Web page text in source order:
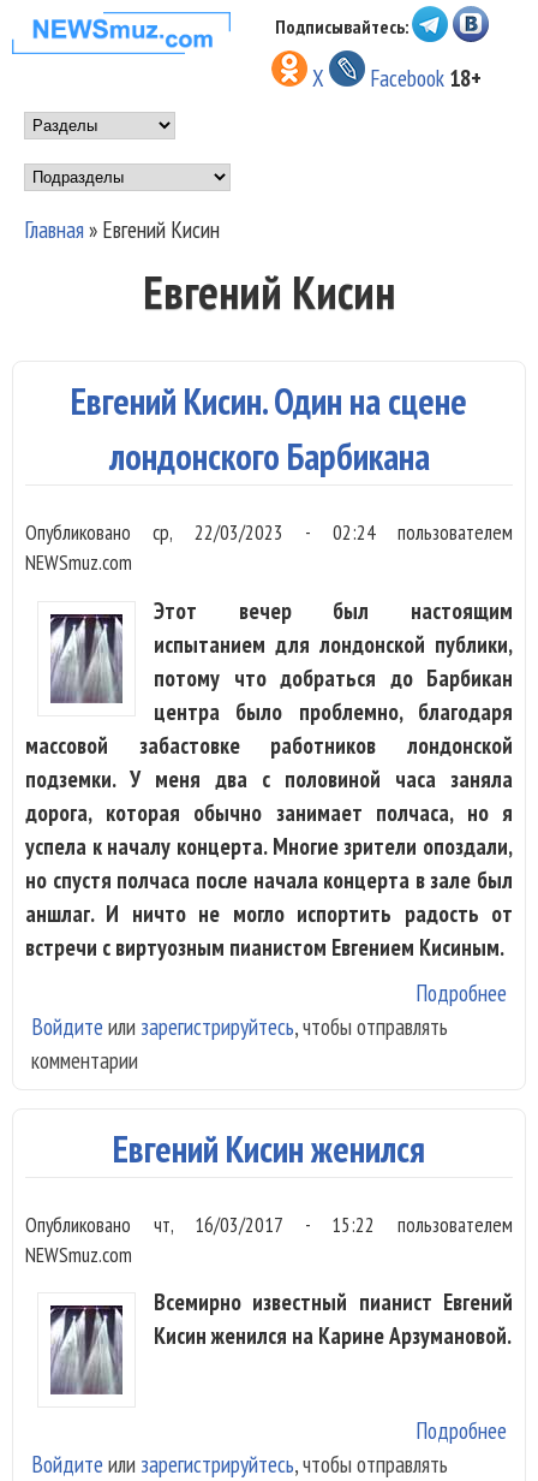
Перейти к основному
содержанию
НОВОСТИ
МУЗЫКИ И
ШОУ БИЗНЕСА
NEWSMUZ.COM
Подписывайтесь:
X Facebook 18+
Main menu
Подразделы
Главная» Евгений Кисин
Евгений Кисин
Евгений Кисин. Один на сцене
лондонского Барбикана
Опубликованоср, 22/03/2023 - 02:24пользователем
NEWSmuz.com
Этот вечер был настоящим
испытанием для лондонской публики,
потому что добраться до Барбикан
центра было проблемно, благодаря
массовой забастовке работников лондонской
подземки. У меня два с половиной часа заняла
дорога, которая обычно занимает полчаса, но я
успела к началу концерта. Многие зрители опоздали,
но спустя полчаса после начала концерта в зале был
аншлаг. И ничто не могло испортить радость от
встречи с виртуозным пианистом Евгением Кисиным.
Подробнее
Войдите или зарегистрируйтесь, чтобы отправлять
комментарии
Евгений Кисин женился
Опубликовано чт, 16/03/2017 - 15:22
пользователем
NEWSmuz.com
Всемирно известный пианист Евгений
Кисин женился на Карине Арзумановой.
Подробнее
Войдите или зарегистрируйтесь, чтобы отправлять